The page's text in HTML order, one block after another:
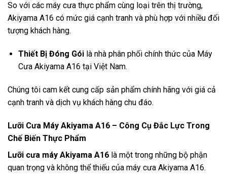
So với các máy cưa thực phẩm cùng loại trên thị trường,
Akiyama A16 có mức giá cạnh tranh và phù hợp với nhiều đối
tượng khách hàng.
Thiết Bị Đóng Góilà nhà phân phối chính thức của Máy
Cưa Akiyama A16 tại Việt Nam.
Chúng tôi cam kết cung cấp sản phẩm chính hãng với giá cả
cạnh tranh và dịch vụ khách hàng chu đáo.
Lưỡi Cưa Máy Akiyama A16 – Công Cụ Đắc Lực Trong
Chế Biến Thực Phẩm
Lưỡi cưa máy Akiyama A16 là một trong những bộ phận
quan trọng và không thể thiếu của máy cưa Akiyama A16.